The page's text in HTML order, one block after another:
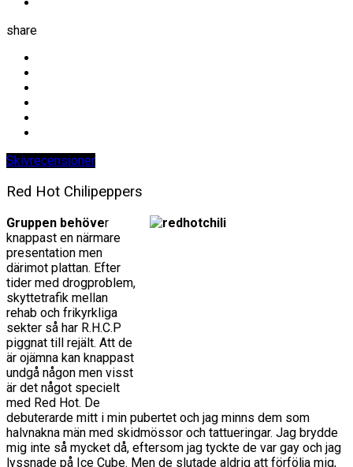
share
Skivrecensioner
Red Hot Chilipeppers
Gruppen behöver
knappast en närmare
presentation men
därimot plattan. Efter
tider med drogproblem,
skyttetrafik mellan
rehab och frikyrkliga
sekter så har R.H.C.P
piggnat till rejält. Att de
är ojämna kan knappast
undgå någon men visst
är det något specielt
med Red Hot. De
debuterarde mitt i min pubertet och jag minns dem som
halvnakna män med skidmössor och tattueringar. Jag brydde
mig inte så mycket då, eftersom jag tyckte de var gay och jag
lyssnade på Ice Cube. Men de slutade aldrig att förfölja mig,